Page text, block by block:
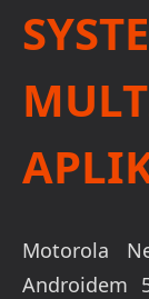
Motorola
Androidem